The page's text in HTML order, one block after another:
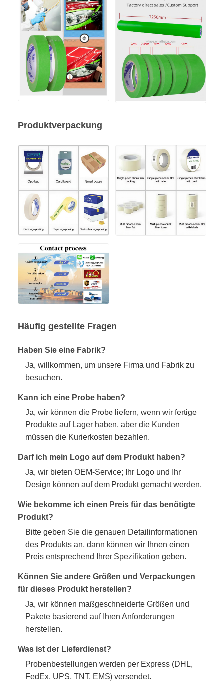
Produktverpackung
Häufig gestellte Fragen
Haben Sie eine Fabrik?
Ja, willkommen, um unsere Firma und Fabrik zu
besuchen.
Kann ich eine Probe haben?
Ja, wir können die Probe liefern, wenn wir fertige
Produkte auf Lager haben, aber die Kunden
müssen die Kurierkosten bezahlen.
Darf ich mein Logo auf dem Produkt haben?
Ja, wir bieten OEM-Service; Ihr Logo und Ihr
Design können auf dem Produkt gemacht werden.
Wie bekomme ich einen Preis für das benötigte
Produkt?
Bitte geben Sie die genauen Detailinformationen
des Produkts an, dann können wir Ihnen einen
Preis entsprechend Ihrer Spezifikation geben.
Können Sie andere Größen und Verpackungen
für dieses Produkt herstellen?
Ja, wir können maßgeschneiderte Größen und
Pakete basierend auf Ihren Anforderungen
herstellen.
Was ist der Lieferdienst?
Probenbestellungen werden per Express (DHL,
FedEx, UPS, TNT, EMS) versendet.